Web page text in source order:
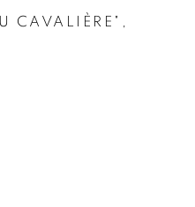
ŒUVRES
CAVALIÈRE"